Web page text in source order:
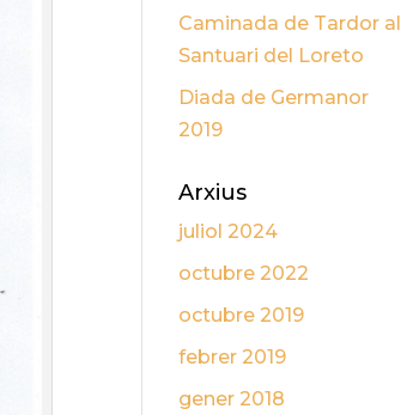
Caminada de Tardor al
Santuari del Loreto
Diada de Germanor
2019
Arxius
juliol 2024
octubre 2022
octubre 2019
febrer 2019
gener 2018